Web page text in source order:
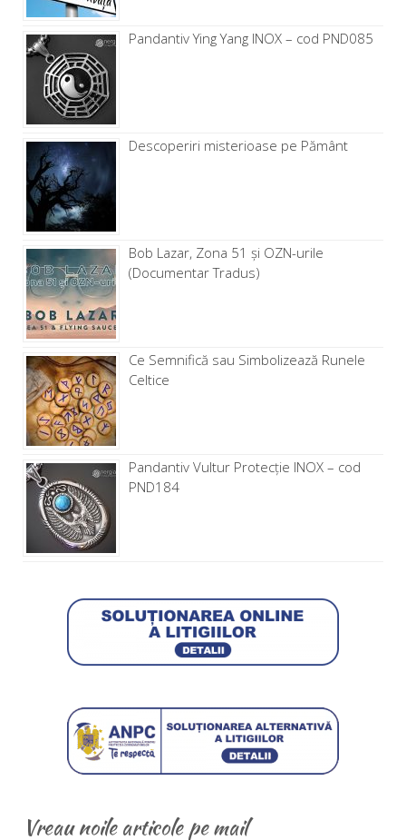
Pandantiv Ying Yang INOX – cod PND085
Descoperiri misterioase pe Pământ
Bob Lazar, Zona 51 și OZN-urile
(Documentar Tradus)
Ce Semnifică sau Simbolizează Runele
Celtice
Pandantiv Vultur Protecție INOX – cod
PND184
Vreau noile articole pe mail